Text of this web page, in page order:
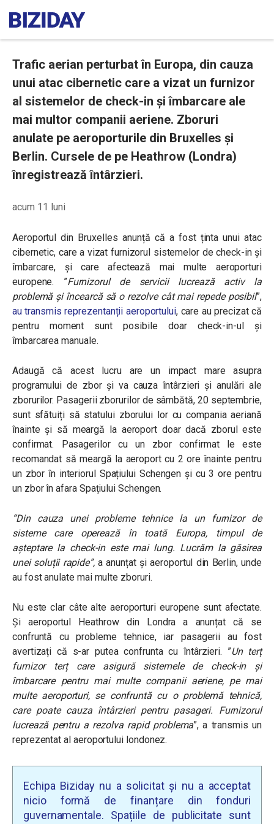
Trafic aerian perturbat în Europa, din cauza
unui atac cibernetic care a vizat un furnizor
al sistemelor de check-in și îmbarcare ale
mai multor companii aeriene. Zboruri
anulate pe aeroporturile din Bruxelles și
Berlin. Cursele de pe Heathrow (Londra)
înregistrează întârzieri.
acum 11 luni
Aeroportul din Bruxelles anunță că a fost ținta unui atac
cibernetic, care a vizat furnizorul sistemelor de check-in și
îmbarcare, și care afectează mai multe aeroporturi
europene. ”Furnizorul de servicii lucrează activ la
problemă și încearcă să o rezolve cât mai repede posibil”,
au transmis reprezentanții aeroportului, care au precizat că
pentru moment sunt posibile doar check-in-ul și
îmbarcarea manuale.
Adaugă că acest lucru are un impact mare asupra
programului de zbor și va cauza întârzieri și anulări ale
zborurilor. Pasagerii zborurilor de sâmbătă, 20 septembrie,
sunt sfătuiți să statului zborului lor cu compania aeriană
înainte și să meargă la aeroport doar dacă zborul este
confirmat. Pasagerilor cu un zbor confirmat le este
recomandat să meargă la aeroport cu 2 ore înainte pentru
un zbor în interiorul Spațiului Schengen și cu 3 ore pentru
un zbor în afara Spațiului Schengen.
“Din cauza unei probleme tehnice la un furnizor de
sisteme care operează în toată Europa, timpul de
așteptare la check-in este mai lung. Lucrăm la găsirea
unei soluții rapide”, a anunțat și aeroportul din Berlin, unde
au fost anulate mai multe zboruri.
Nu este clar câte alte aeroporturi europene sunt afectate.
Și aeroportul Heathrow din Londra a anunțat că se
confruntă cu probleme tehnice, iar pasagerii au fost
avertizați că s-ar putea confrunta cu întârzieri. ”Un terț
furnizor terț care asigură sistemele de check-in și
îmbarcare pentru mai multe companii aeriene, pe mai
multe aeroporturi, se confruntă cu o problemă tehnică,
care poate cauza întârzieri pentru pasageri.
Furnizorul
lucrează pentru a rezolva rapid problema”, a transmis un
reprezentat al aeroportului londonez.
Echipa Biziday nu a solicitat și nu a acceptat
nicio formă de finanțare din fonduri
guvernamentale. Spațiile de publicitate sunt